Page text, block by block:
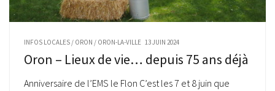
INFOS LOCALES / ORON / ORON-LA-VILLE 13 JUIN 2024
Oron – Lieux de vie… depuis 75 ans déjà
Anniversaire de l’EMS le Flon C’est les 7 et 8 juin que